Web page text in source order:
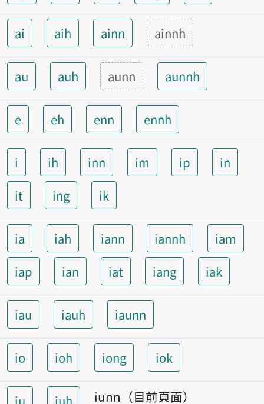
ai aih ainn ainnh
au auh aunn aunnh
e eh enn ennh
i ih inn im ip
in
it
ing ik
ia iah iann iannh
iam
iap
ian iat iang iak
iau iauh iaunn
io ioh iong iok
iunn（目前頁面）